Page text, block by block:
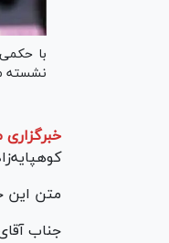
با
نشسته
خبرگزاری
متن این
جناب